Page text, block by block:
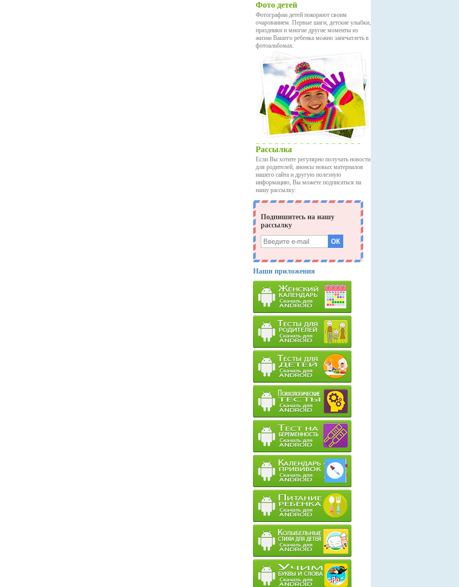
Фото детей
Фотографии детей покоряют своим
очарованием. Первые шаги, детские улыбки,
праздники и многие другие моменты из
жизни Вашего ребенка можно запечатлеть в
фотоальбомах.
Рассылка
Если Вы хотите регулярно получать новости
для родителей, анонсы новых материалов
нашего сайта и другую полезную
информацию, Вы можете подписаться на
нашу рассылку:
Наши приложения